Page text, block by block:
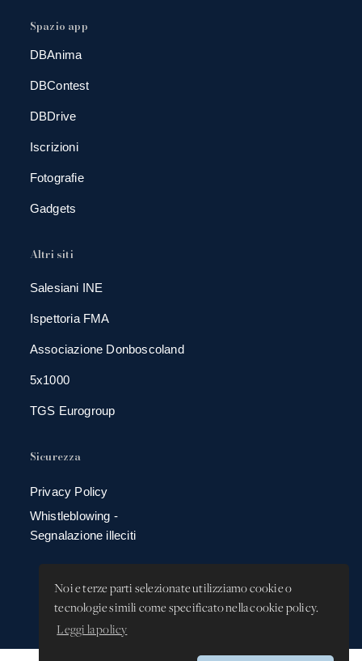
Noi e terze parti selezionate utilizziamo cookie o
tecnologie simili come specificato nella cookie policy.
Leggi la policy
Spazio app
DBAnima
DBContest
DBDrive
Iscrizioni
Fotografie
Gadgets
Altri siti
Salesiani INE
Ispettoria FMA
Associazione Donboscoland
5x1000
TGS Eurogroup
Sicurezza
Privacy Policy
Whistleblowing -
Segnalazione illeciti